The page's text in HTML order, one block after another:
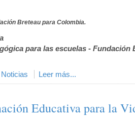
Breteau para Colombia.
para las escuelas - Fundación
Noticias Leer más...
Educativa para la